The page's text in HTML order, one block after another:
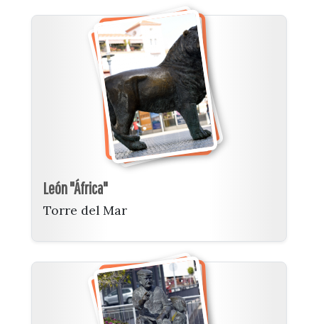
León "África"
Torre del Mar